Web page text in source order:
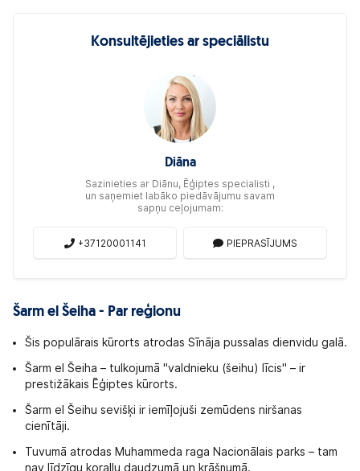
Konsultējieties ar speciālistu
Diāna
Sazinieties ar Diānu, Ēģiptes specialisti ,
un saņemiet labāko piedāvājumu savam
sapņu ceļojumam:
+37120001141 PIEPRASĪJUMS
Šarm el Šeiha - Par reģionu
Šis populārais kūrorts atrodas Sīnāja pussalas dienvidu galā.
Šarm el Šeiha – tulkojumā "valdnieku (šeihu) līcis" – ir
prestižākais Ēģiptes kūrorts.
Šarm el Šeihu sevišķi ir iemīļojuši zemūdens niršanas
cienītāji.
Tuvumā atrodas Muhammeda raga Nacionālais parks – tam
nav līdzīgu koraļļu daudzumā un krāšņumā.